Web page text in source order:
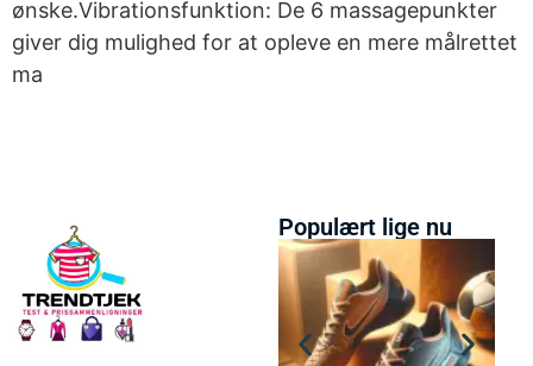
ønske.Vibrationsfunktion: De 6 massagepunkter
giver dig mulighed for at opleve en mere målrettet
ma
Populært lige nu